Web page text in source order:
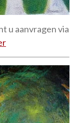
u aanvragen via